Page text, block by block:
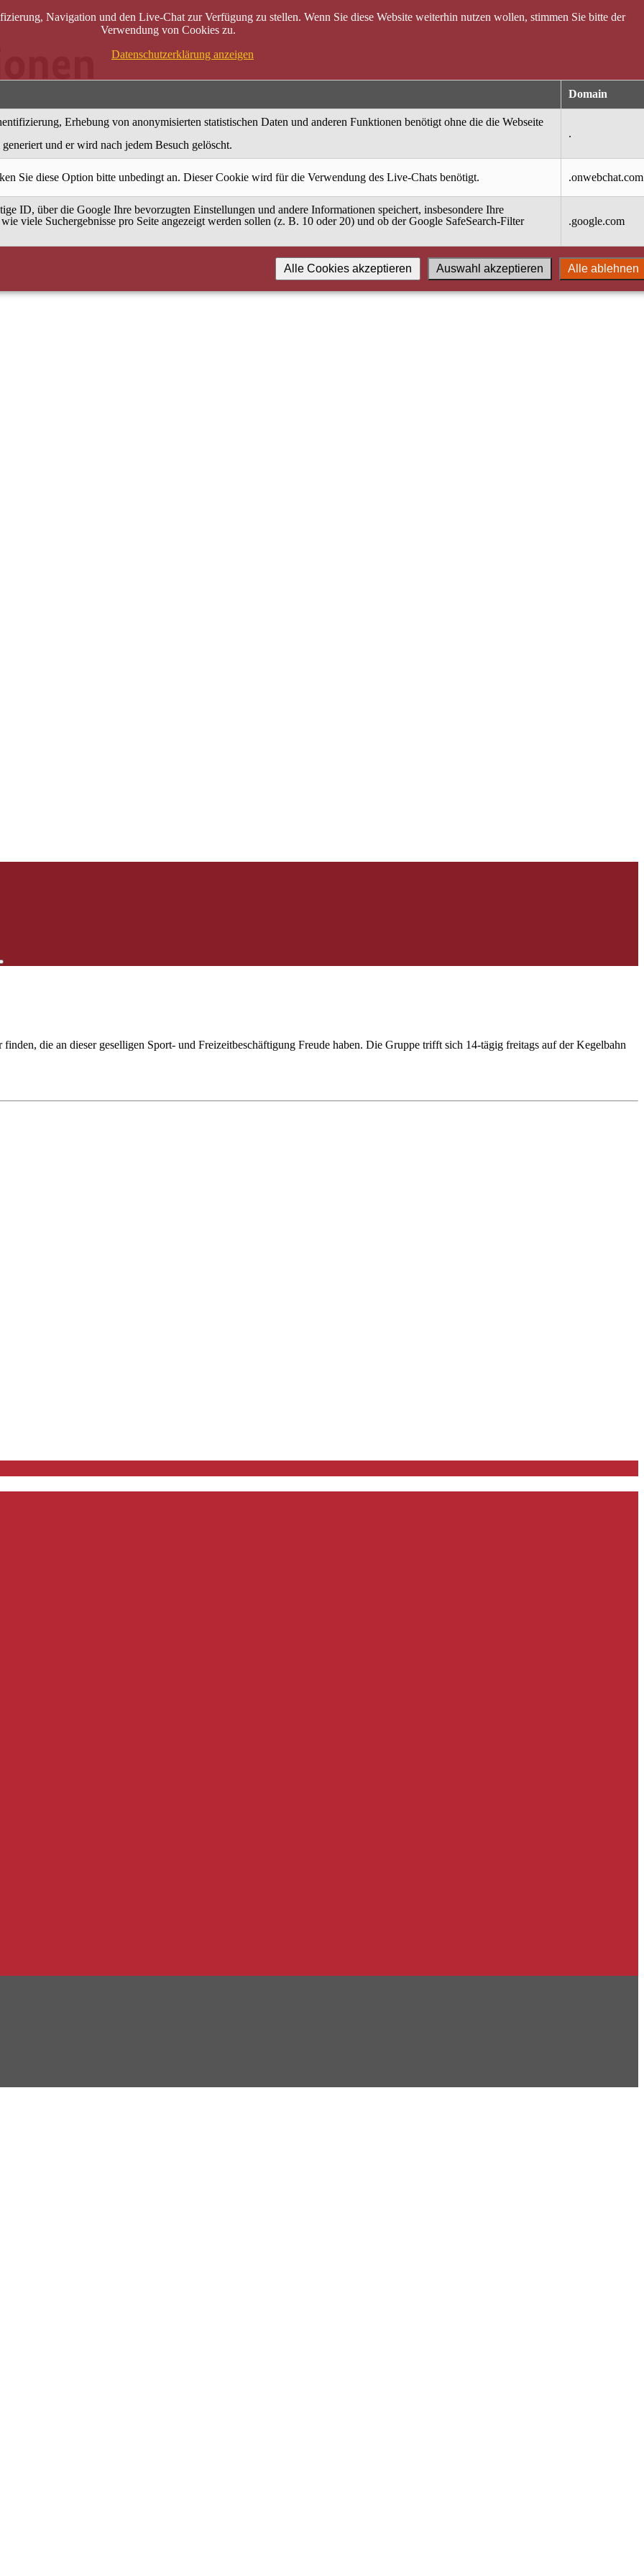
die an dieser geselligen Sport- und Freizeitbeschäftigung Freude haben. Die Gruppe trifft sich 14-tägig freitags auf der Kegelbahn
Navigation und den Live-Chat zur Verfügung zu stellen. Wenn Sie diese Website weiterhin nutzen wollen, stimmen Sie bitte der
Verwendung von Cookies zu.
Datenschutzerklärung anzeigen
Domain
Erhebung von anonymisierten statistischen Daten und anderen Funktionen benötigt ohne die die Webseite
und er wird nach jedem Besuch gelöscht.
.
Sie diese Option bitte unbedingt an. Dieser Cookie wird für die Verwendung des Live-Chats benötigt. .onwebchat.com
ID, über die Google Ihre bevorzugten Einstellungen und andere Informationen speichert, insbesondere Ihre
viele Suchergebnisse pro Seite angezeigt werden sollen (z. B. 10 oder 20) und ob der Google SafeSearch-Filter
.google.com
Alle ablehnen
Auswahl akzeptieren
Alle Cookies akzeptieren